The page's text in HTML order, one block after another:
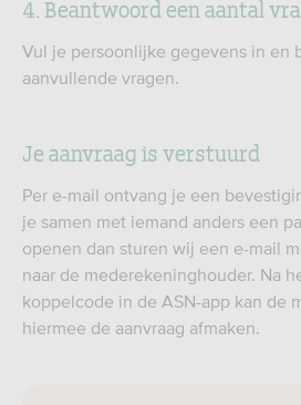
4. Beantwoord een aantal
Vul je persoonlijke gegevens in en
aanvullende vragen.
Je aanvraag is verstuurd
Per e-mail ontvang je een
je samen met iemand anders een
openen dan sturen wij een e-mail
naar de mederekeninghouder. Na
koppelcode in de ASN-app kan de
hiermee de aanvraag afmaken.